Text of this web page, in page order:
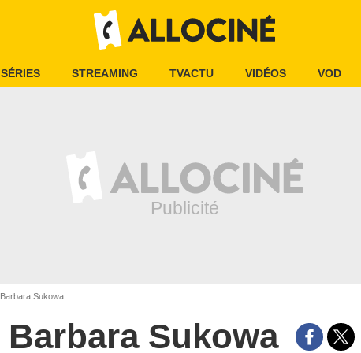
SÉRIES STREAMING TVACTU VIDÉOS VOD
Barbara Sukowa
Barbara Sukowa